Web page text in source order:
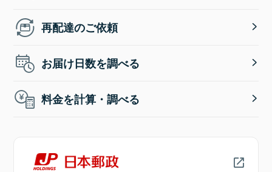
再配達のご依頼
お届け日数を調べる
料金を計算・調べる